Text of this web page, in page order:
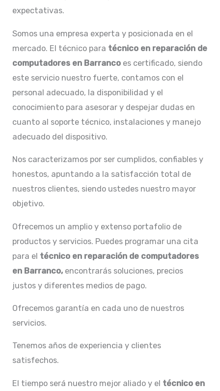
expectativas.
Somos una empresa experta y posicionada en el
mercado. El técnico para técnico en reparación de
computadores en Barranco es certificado, siendo
este servicio nuestro fuerte, contamos con el
personal adecuado, la disponibilidad y el
conocimiento para asesorar y despejar dudas en
cuanto al soporte técnico, instalaciones y manejo
adecuado del dispositivo.
Nos caracterizamos por ser cumplidos, confiables y
honestos, apuntando a la satisfacción total de
nuestros clientes, siendo ustedes nuestro mayor
objetivo.
Ofrecemos un amplio y extenso portafolio de
productos y servicios. Puedes programar una cita
para el técnico en reparación de computadores
en Barranco, encontrarás soluciones, precios
justos y diferentes medios de pago.
Ofrecemos garantía en cada uno de nuestros
servicios.
Tenemos años de experiencia y clientes
satisfechos.
El tiempo será nuestro mejor aliado y el técnico en